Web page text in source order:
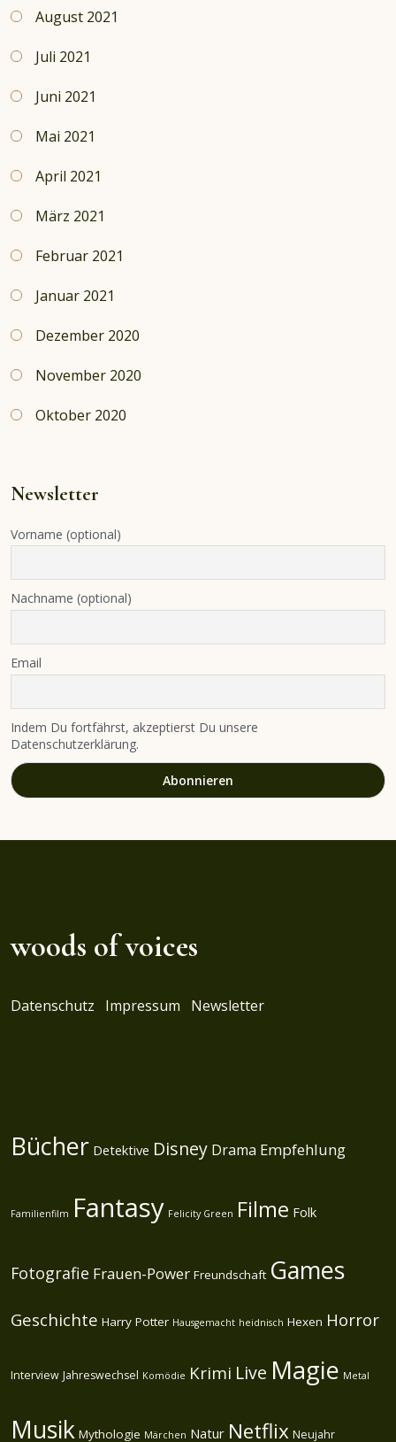
August 2021
Juli 2021
Juni 2021
Mai 2021
April 2021
März 2021
Februar 2021
Januar 2021
Dezember 2020
November 2020
Oktober 2020
Newsletter
Vorname (optional)
Nachname (optional)
Email
Indem Du fortfährst, akzeptierst Du unsere
Datenschutzerklärung.
woods of voices
Datenschutz Impressum Newsletter
Bücher Detektive Disney Drama Empfehlung
Familienfilm Fantasy Felicity Green Filme Folk
Fotografie Frauen-Power Freundschaft Games
Geschichte Harry Potter Hausgemacht heidnisch Hexen Horror
Interview Jahreswechsel Komödie Krimi Live Magie Metal
Musik Mythologie Märchen Natur Netflix Neujahr